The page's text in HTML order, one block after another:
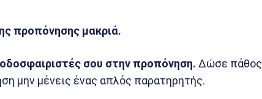
προπόνησης μακριά.
σου στην προπόνηση. Δώσε πάθος
μην μένεις ένας απλός παρατηρητής.